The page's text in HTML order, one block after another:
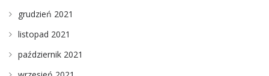
grudzień 2021
listopad 2021
październik 2021